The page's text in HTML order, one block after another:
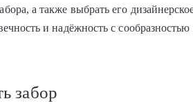
а также выбрать его
и надёжность с сообразностью
забор